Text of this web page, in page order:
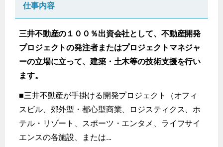
仕事内容
三井不動産の１００％出資会社として、不動産開発
プロジェクトの発注者またはプロジェクトマネジャ
ーの立場に立って、建築・土木等の技術支援を行い
ます。
■三井不動産が手掛ける開発プロジェクト（オフィ
スビル、郊外型・都心型商業、ロジスティクス、ホ
テル・リゾート、スポーツ・エンタメ、ライフサイ
エンスの各施設、または...